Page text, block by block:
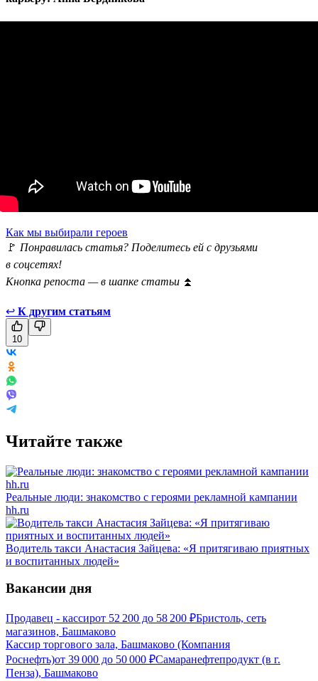
Как мы выбирали героев
🚩 Понравилась статья? Поделитесь ей с друзьями
в соцсетях!
Кнопка репоста — в шапке статьи ⏫
↩ К другим статьям
10
Читайте также
Реальные люди: знакомство с героями рекламной кампании
hh.ru
Водитель такси Анастасия Зайцева: «Я притягиваю приятных
и воспитанных людей»
Вакансии дня
Продавец - кассирот 52 200 до 58 200 ₽Бристоль, сеть
магазинов, Башмаково
Кассир торгового зала, Башмаково (Компания
Роснефть)от 39 000 до 50 000 ₽Самаранефтепродукт (в г.
Пенза), Башмаково